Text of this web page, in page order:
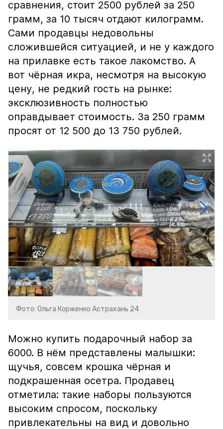
сравнения, стоит 2500 рублей за 250
грамм, за 10 тысяч отдают килограмм.
Сами продавцы недовольны
сложившейся ситуацией, и не у каждого
на прилавке есть такое лакомство. А
вот чёрная икра, несмотря на высокую
цену, не редкий гость на рынке:
эксклюзивность полностью
оправдывает стоимость. За 250 грамм
просят от 12 500 до 13 750 рублей.
Фото: Ольга Корженко Астрахань 24
Можно купить подарочный набор за
6000. В нём представлены малышки:
щучья, совсем крошка чёрная и
подкрашенная осетра. Продавец
отметила: такие наборы пользуются
высоким спросом, поскольку
привлекательны на вид и довольно